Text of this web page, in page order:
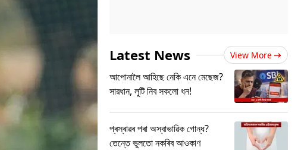
Latest News View More
আপোনালৈ আহিছে নেকি এনে মেছেজ?
সাৱধান, লুটি নিব সকলো ধন!
প্ৰস্ৰাৱৰ পৰা অস্বাভাৱিক গোন্ধ?
তেন্তে ভুলতো নকৰিব আওকাণ